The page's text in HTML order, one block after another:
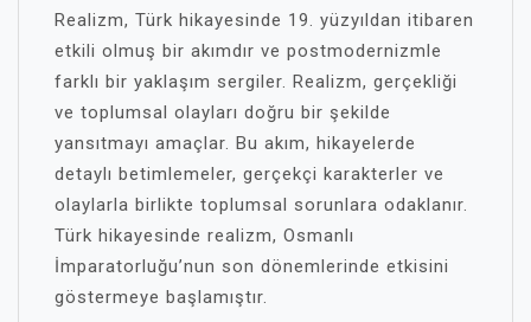
Realizm, Türk hikayesinde 19. yüzyıldan itibaren
etkili olmuş bir akımdır ve postmodernizmle
farklı bir yaklaşım sergiler. Realizm, gerçekliği
ve toplumsal olayları doğru bir şekilde
yansıtmayı amaçlar. Bu akım, hikayelerde
detaylı betimlemeler, gerçekçi karakterler ve
olaylarla birlikte toplumsal sorunlara odaklanır.
Türk hikayesinde realizm, Osmanlı
İmparatorluğu’nun son dönemlerinde etkisini
göstermeye başlamıştır.